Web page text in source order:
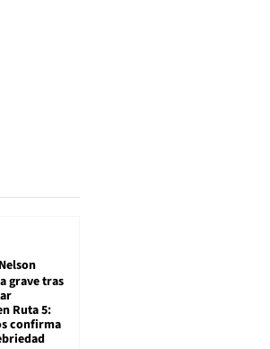
Nelson
grave tras
Ruta 5:
confirma